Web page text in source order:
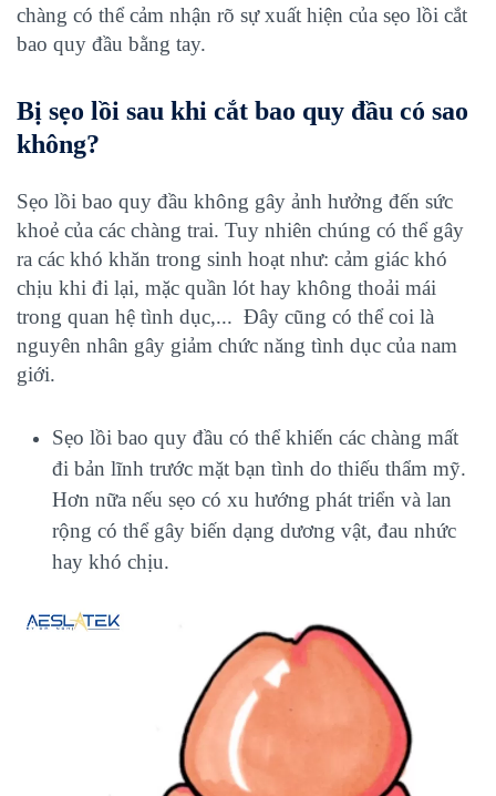
chàng có thể cảm nhận rõ sự xuất hiện của sẹo lồi cắt
bao quy đầu bằng tay.
Bị sẹo lồi sau khi cắt bao quy đầu có sao
không?
Sẹo lồi bao quy đầu không gây ảnh hưởng đến sức
khoẻ của các chàng trai. Tuy nhiên chúng có thể gây
ra các khó khăn trong sinh hoạt như: cảm giác khó
chịu khi đi lại, mặc quần lót hay không thoải mái
trong quan hệ tình dục,... Đây cũng có thể coi là
nguyên nhân gây giảm chức năng tình dục của nam
giới.
Sẹo lồi bao quy đầu có thể khiến các chàng mất
đi bản lĩnh trước mặt bạn tình do thiếu thẩm mỹ.
Hơn nữa nếu sẹo có xu hướng phát triển và lan
rộng có thể gây biến dạng dương vật, đau nhức
hay khó chịu.